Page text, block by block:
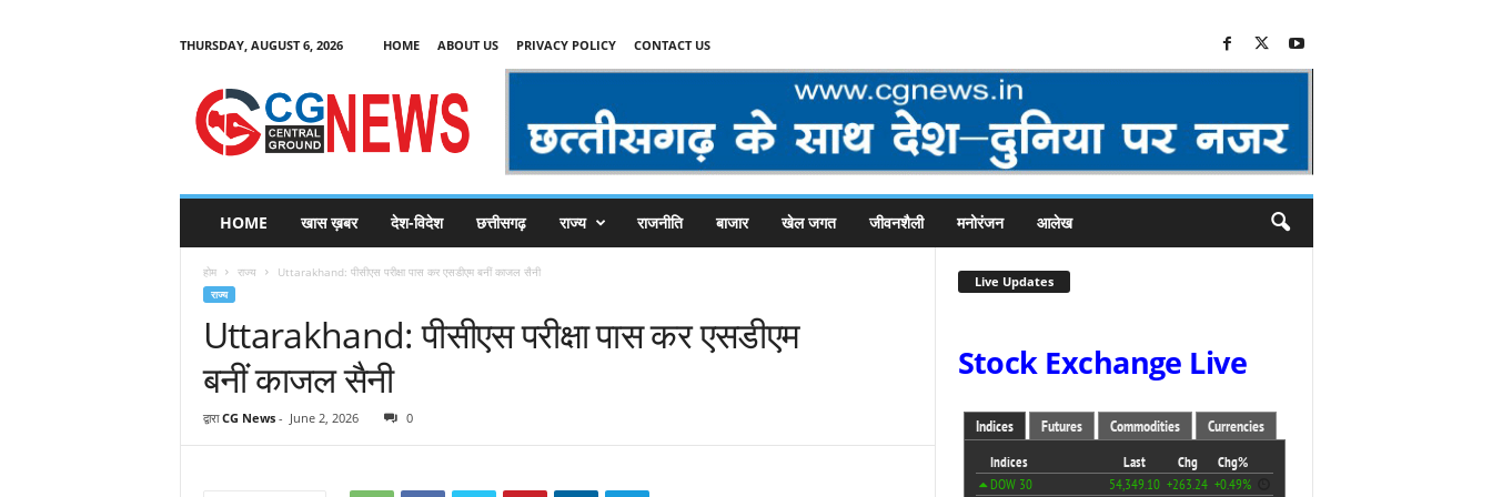
THURSDAY, AUGUST 6, 2026 HOME ABOUT US PRIVACY POLICY CONTACT US
C
HOME खास ख़बर देश-विदेश छत्तीसगढ़ राज्य राजनीति बाजार खेल जगत जीवनशैली मनोरंजन आलेख
होम राज्य Uttarakhand: पीसीएस परीक्षा पास कर एसडीएम बनीं काजल सैनी
राज्य
Uttarakhand: पीसीएस परीक्षा पास कर एसडीएम
बनीं काजल सैनी
द्वारा CG News- June 2, 2026 0
Live Updates
Stock Exchange Live